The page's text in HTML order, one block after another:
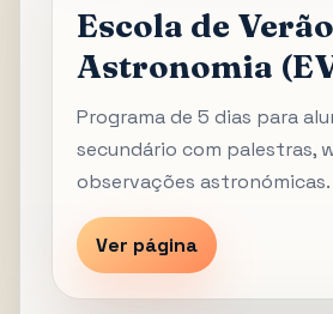
Escola de
Astronomia
Programa de 5 dias para
secundário com palestras,
observações astronómicas.
Ver página